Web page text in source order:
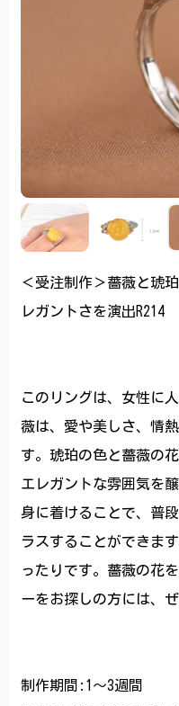
＜受注制作＞薔薇と琥
レガントさを演出R214
このリングは、女性に
薇は、愛や美しさ、情
す。琥珀の色と薔薇の
エレガントな雰囲気を
身に着けることで、普
ラスすることができま
ったりです。薔薇の花
ーをお探しの方には、
制作期間:1〜3週間